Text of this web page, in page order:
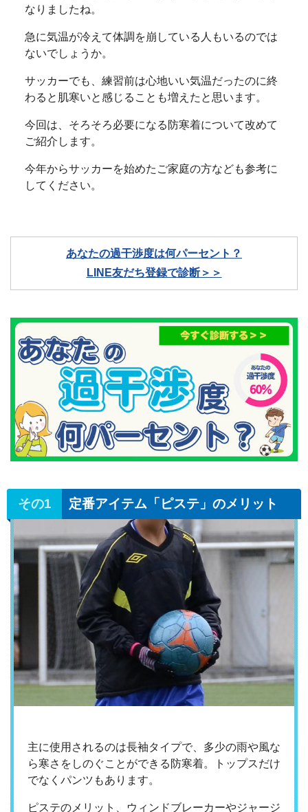
なりましたね。
急に気温が冷えて体調を崩している人もいるのでは
ないでしょうか。
サッカーでも、練習前は心地いい気温だったのに終
わると肌寒いと感じることも増えたと思います。
今回は、そろそろ必要になる防寒着について改めて
ご紹介します。
今年からサッカーを始めたご家庭の方なども参考に
してください。
あなたの過干渉度は何パーセント？
LINE友だち登録で診断＞＞
定番アイテム「ピステ」のメリット
主に使用されるのは長袖タイプで、多少の雨や風な
ら寒さをしのぐことができる防寒着。トップスだけ
でなくパンツもあります。
ピステのメリット、ウィンドブレーカーやジャージ